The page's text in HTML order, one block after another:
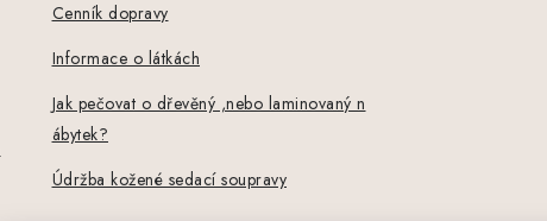
Cenník dopravy
Informace o látkách
Jak pečovat o dřevěný ,nebo laminovaný n
ábytek?
Údržba kožené sedací soupravy